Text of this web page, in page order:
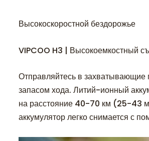
Высокоскоростной бездорожье
VIPCOO H3 | Высокоемкостный
Отправляйтесь в
запасом хода. Литий-ионный
на расстояние 40-70 км (25-43
аккумулятор легко снимается с